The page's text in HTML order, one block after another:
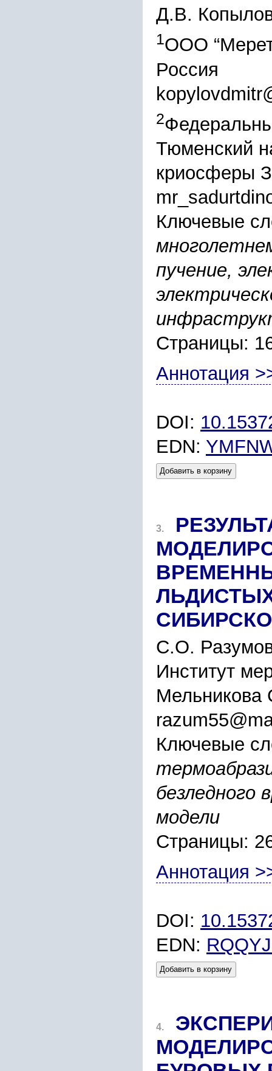
Д.В.
1ООО
Россия
2
Тюменский
криосферы
Ключевые
пучение,
Страницы:
Аннотация
DOI:
EDN:
Добавить в корзину
3.
С.О.
Институт
Мельникова
Ключевые
безледного
модели
Страницы:
Аннотация
DOI:
EDN:
Добавить в корзину
4.